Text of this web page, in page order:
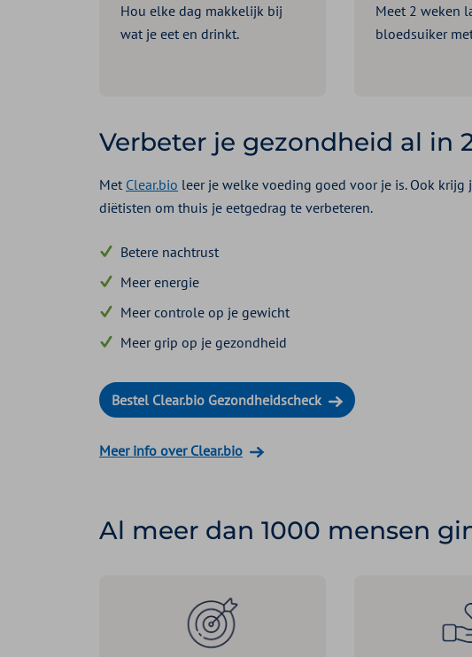
Hou elke dag makkelijk bij
wat je eet en drinkt.
Meet 2 weken
bloedsuiker
Verbeter je gezondheid al in
Met Clear.bio leer je welke voeding goed voor je is. Ook
diëtisten om thuis je eetgedrag te verbeteren.
Betere nachtrust
Meer energie
Meer controle op je gewicht
Meer grip op je gezondheid
Bestel Clear.bio Gezondheidscheck
Meer info over Clear.bio
Al meer dan 1000 mensen